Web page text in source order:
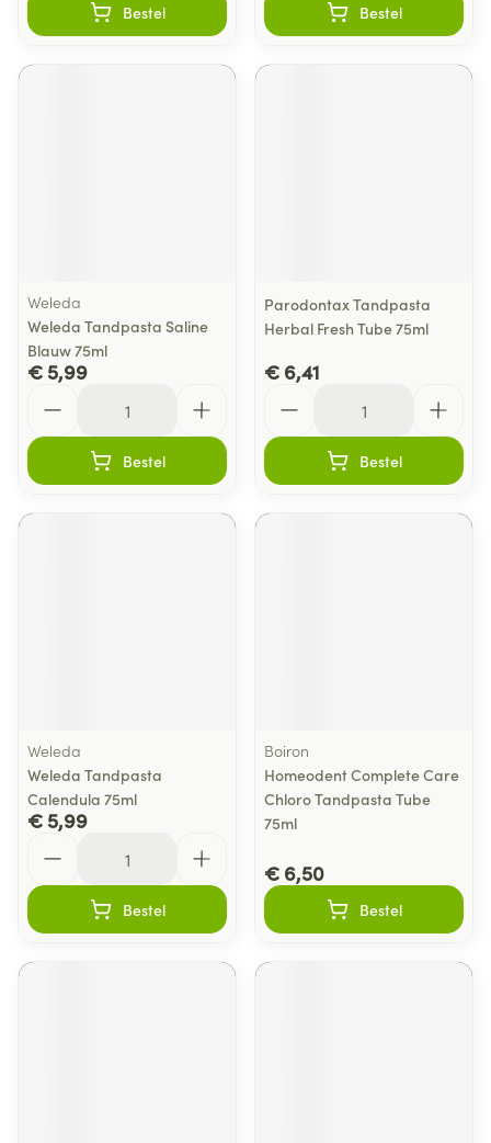
Bestel Bestel
Weleda
Weleda Tandpasta Saline
Blauw 75ml
€ 5,99
Bestel
Parodontax Tandpasta
Herbal Fresh Tube 75ml
€ 6,41
Bestel
Weleda
Weleda Tandpasta
Calendula 75ml
€ 5,99
Bestel
Boiron
Homeodent Complete Care
Chloro Tandpasta Tube
75ml
€ 6,50
Bestel